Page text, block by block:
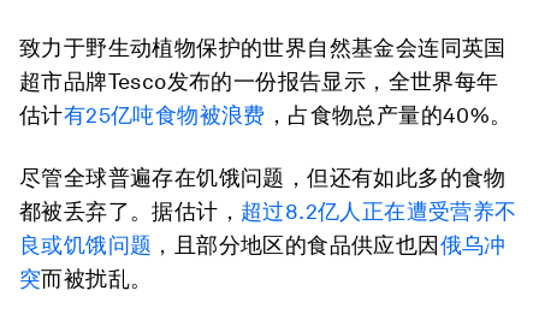
致力于野生动植物保护的世界自然基金会连同英国
超市品牌Tesco发布的一份报告显示，全世界每年
估计有25亿吨食物被浪费 ，占食物总产量的40%。
尽管全球普遍存在饥饿问题，但还有如此多的食物
都被丢弃了。据估计， 超过8.2亿人正在遭受营养不
良或饥饿问题 ，且部分地区的食品供应也因俄乌冲
突而被扰乱。